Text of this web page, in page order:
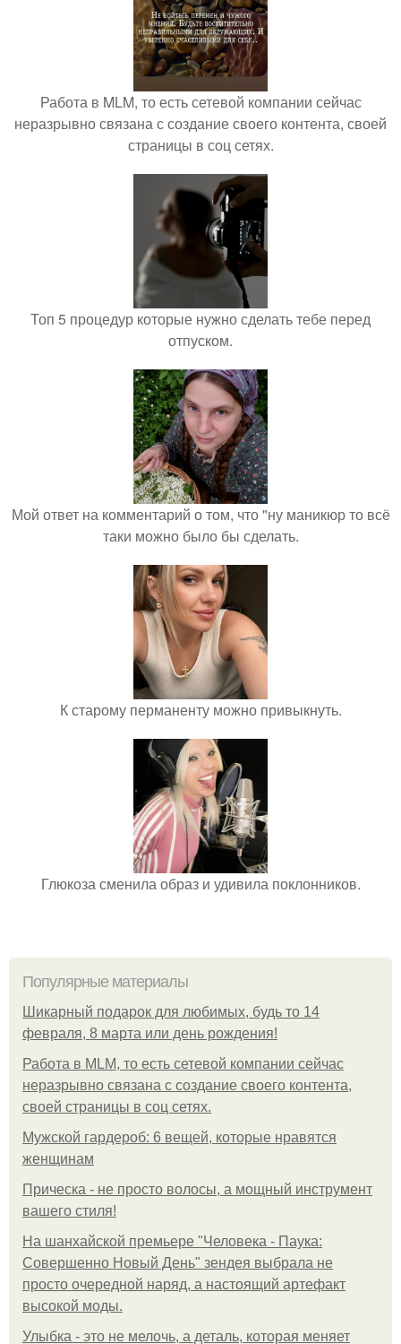
Работа в MLM, то есть сетевой компании сейчас
неразрывно связана с создание своего контента, своей
страницы в соц сетях.
Топ 5 процедур которые нужно сделать тебе перед
отпуском.
Мой ответ на комментарий о том, что "ну маникюр то всё
таки можно было бы сделать.
К старому перманенту можно привыкнуть.
Глюкоза сменила образ и удивила поклонников.
Популярные материалы
Шикарный подарок для любимых, будь то 14
февраля, 8 марта или день рождения!
Работа в MLM, то есть сетевой компании сейчас
неразрывно связана с создание своего контента,
своей страницы в соц сетях.
Мужской гардероб: 6 вещей, которые нравятся
женщинам
Прическа - не просто волосы, а мощный инструмент
вашего стиля!
На шанхайской премьере "Человека - Паука:
Совершенно Новый День" зендея выбрала не
просто очередной наряд, а настоящий артефакт
высокой моды.
Улыбка - это не мелочь, а деталь, которая меняет